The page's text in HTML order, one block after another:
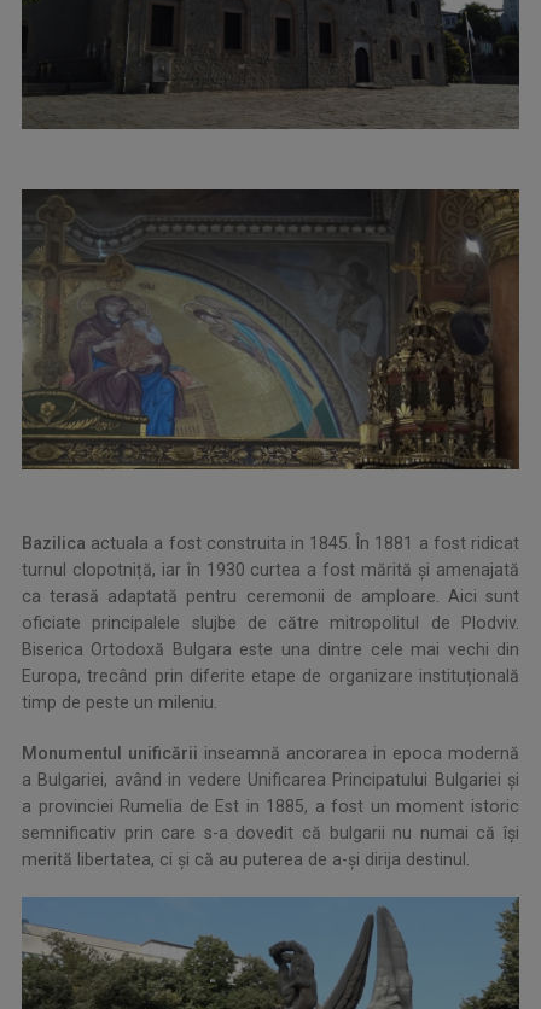
Bazilica actuala a fost construita in 1845. În 1881 a fost ridicat
turnul clopotniță, iar în 1930 curtea a fost mărită și amenajată
ca terasă adaptată pentru ceremonii de amploare. Aici sunt
oficiate principalele slujbe de către mitropolitul de Plodviv.
Biserica Ortodoxă Bulgara este una dintre cele mai vechi din
Europa, trecând prin diferite etape de organizare instituțională
timp de peste un mileniu.
Monumentul unificării inseamnă ancorarea in epoca modernă
a Bulgariei, având in vedere Unificarea Principatului Bulgariei și
a provinciei Rumelia de Est in 1885, a fost un moment istoric
semnificativ prin care s-a dovedit că bulgarii nu numai că își
merită libertatea, ci și că au puterea de a-și dirija destinul.